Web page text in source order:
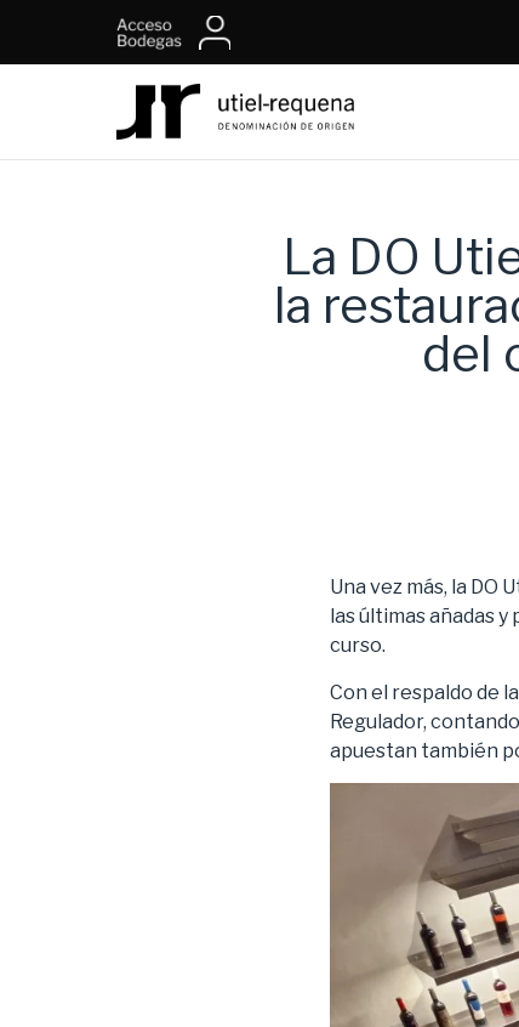
La DO
la
del
Una vez más, la
las últimas añadas
curso.
Con el respaldo de
Regulador,
apuestan también